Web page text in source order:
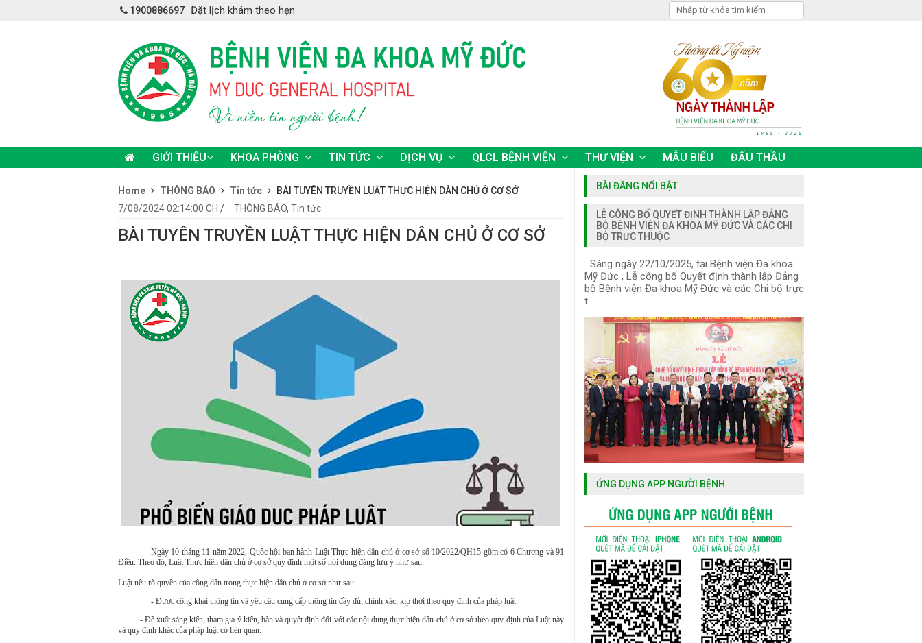
1900886697 Đặt lịch khám theo hẹn
GIỚI THIỆU KHOA PHÒNG TIN TỨC DỊCH VỤ QLCL BỆNH VIỆN THƯ VIỆN MẪU BIỂU ĐẤU THẦU
Home THÔNG BÁO Tin tức
BÀI TUYÊN TRUYỀN LUẬT THỰC HIỆN DÂN CHỦ Ở CƠ SỞ
7/08/2024 02:14:00 CH / THÔNG BÁO, Tin tức
BÀI TUYÊN TRUYỀN LUẬT THỰC HIỆN DÂN CHỦ Ở CƠ SỞ
Ngày 10 tháng 11 năm 2022, Quốc hội ban hành Luật Thực hiện dân chủ ở cơ sở số 10/2022/QH15 gồm có 6 Chương và 91
Điều. Theo đó, Luật Thực hiện dân chủ ở cơ sở quy định một số nội dung đáng lưu ý như sau:
Luật nêu rõ quyền của công dân trong thực hiện dân chủ ở cơ sở như sau:
- Được công khai thông tin và yêu cầu cung cấp thông tin đầy đủ, chính xác, kịp thời theo quy định của pháp luật.
- Đề xuất sáng kiến, tham gia ý kiến, bàn và quyết định đối với các nội dung thực hiện dân chủ ở cơ sở theo quy định của Luật này
và quy định khác của pháp luật có liên quan.
BÀI ĐĂNG NỔI BẬT
LỄ CÔNG BỐ QUYẾT ĐỊNH THÀNH LẬP ĐẢNG
BỘ BỆNH VIỆN ĐA KHOA MỸ ĐỨC VÀ CÁC CHI
BỘ TRỰC THUỘC
Sáng ngày 22/10/2025, tại Bệnh viện Đa khoa
Mỹ Đức , Lễ công bố Quyết định thành lập Đảng
bộ Bệnh viện Đa khoa Mỹ Đức và các Chi bộ trực
t...
ỨNG DỤNG APP NGƯỜI BỆNH